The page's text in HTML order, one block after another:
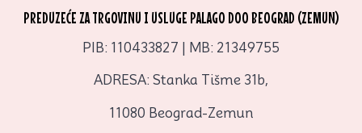
PREDUZEĆE ZA TRGOVINU I USLUGE PALAGO DOO BEOGRAD (ZEMUN)
PIB: 110433827 | MB: 21349755
ADRESA: Stanka Tišme 31b,
11080 Beograd-Zemun